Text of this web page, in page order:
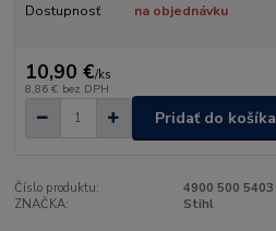
Dostupnosť na objednávku
10,90 €/ks
8,86 € bez DPH
Pridať do košíka
Číslo produktu:
4900 500 5403
ZNAČKA:
Stihl